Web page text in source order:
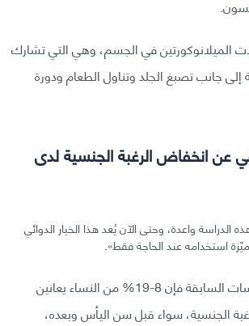
الميلانوكورتين في الجسم، وهي التي تشارك
إلى جانب تصبغ الجلد وتناول الطعام ودورة
عن انخفاض الرغبة الجنسية لدى
الدراسة واعدة، وحتى الآن يُعد هذا الخيار الدوائي
ميّزة استخدامه عند الحاجة فقط».
بحسب تقديرات الدراسات السابقة فإن 8-19% من النساء يعانين
الجنسية، سواء قبل سن اليأس وبعده،